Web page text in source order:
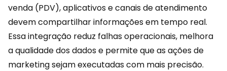
venda (PDV), aplicativos e canais de atendimento
devem compartilhar informações em tempo real.
Essa integração reduz falhas operacionais, melhora
a qualidade dos dados e permite que as ações de
marketing sejam executadas com mais precisão.